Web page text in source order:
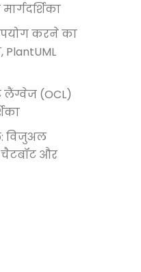
करने का
PlantUML
लैंग्वेज (OCL)
विजुअल
चैटबॉट और